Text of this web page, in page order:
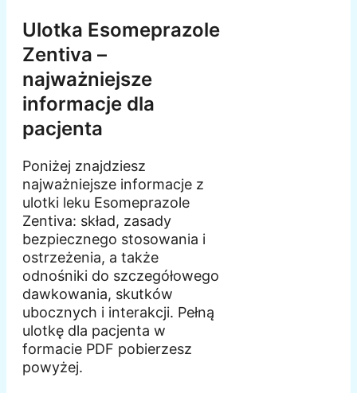
Ulotka Esomeprazole
Zentiva –
najważniejsze
informacje dla
pacjenta
Poniżej znajdziesz
najważniejsze informacje z
ulotki leku Esomeprazole
Zentiva: skład, zasady
bezpiecznego stosowania i
ostrzeżenia, a także
odnośniki do szczegółowego
dawkowania, skutków
ubocznych i interakcji. Pełną
ulotkę dla pacjenta w
formacie PDF pobierzesz
powyżej.